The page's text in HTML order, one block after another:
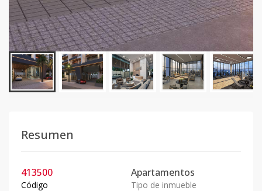
Resumen
413500
Código
Apartamentos
Tipo de inmueble